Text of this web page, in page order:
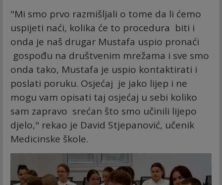
"Mi smo prvo razmišljali o tome da li ćemo
uspijeti naći, kolika će to procedura biti i
onda je naš drugar Mustafa uspio pronaći
gospođu na društvenim mrežama i sve smo
onda tako, Mustafa je uspio kontaktirati i
poslati poruku. Osjećaj je jako lijep i ne
mogu vam opisati taj osjećaj u sebi koliko
sam zapravo srećan što smo učinili lijepo
djelo," rekao je David Stjepanović, učenik
Medicinske škole.